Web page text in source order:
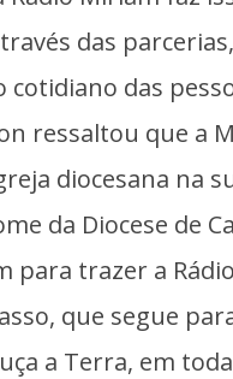
das
das
ressaltou que a
diocesana na
da Diocese de
para trazer a
que segue
a Terra, em